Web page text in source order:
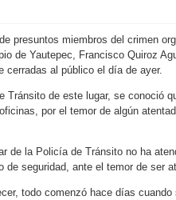
presuntos miembros del crimen
de Yautepec, Francisco Quiroz
cerradas al público el día de ayer.
Tránsito de este lugar, se conoció
por el temor de algún
de la Policía de Tránsito no ha
seguridad, ante el temor de ser
todo comenzó hace días cuando